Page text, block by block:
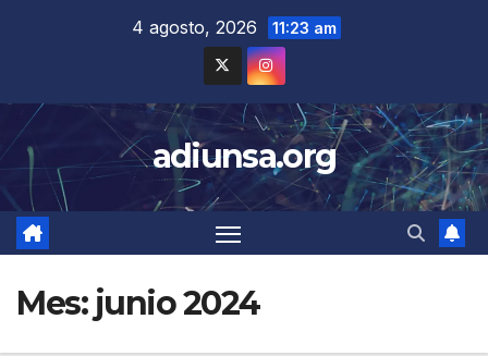
4 agosto, 2026 11:23 am
adiunsa.org
Mes: junio 2024